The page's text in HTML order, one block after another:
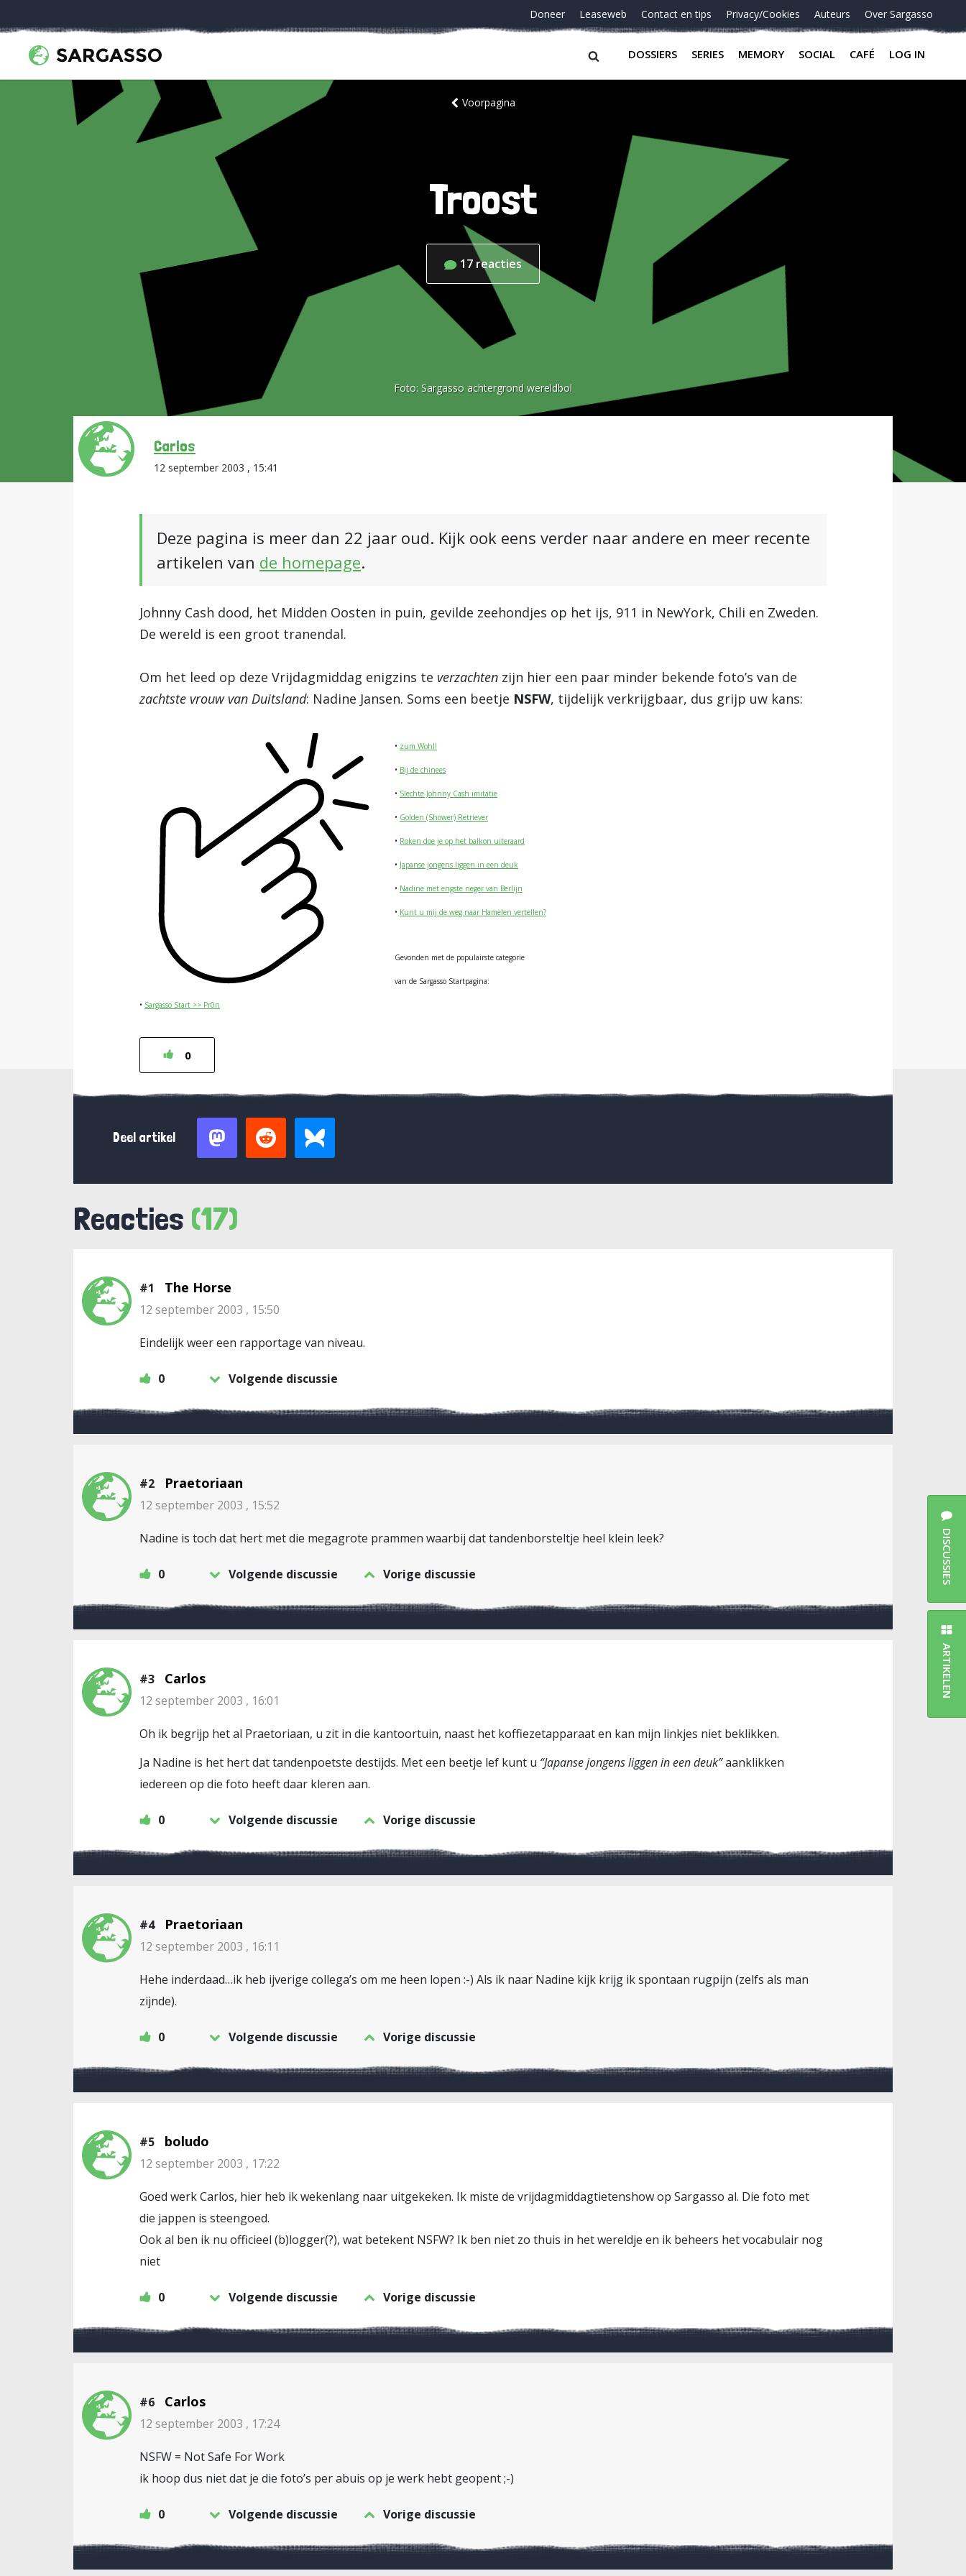
Doneer Leaseweb Contact en tips Privacy/Cookies Auteurs Over Sargasso
DOSSIERS SERIES MEMORY SOCIAL CAFÉ LOG IN
Voorpagina
Troost
17 reacties
Foto: Sargasso achtergrond wereldbol
Carlos
12 september 2003 , 15:41
Deze pagina is meer dan 22 jaar oud. Kijk ook eens verder naar andere en meer recente
artikelen van de homepage.
Johnny Cash dood, het Midden Oosten in puin, gevilde zeehondjes op het ijs, 911 in NewYork, Chili en Zweden.
De wereld is een groot tranendal.
Om het leed op deze Vrijdagmiddag enigzins te verzachten zijn hier een paar minder bekende foto’s van de
zachtste vrouw van Duitsland: Nadine Jansen. Soms een beetje NSFW, tijdelijk verkrijgbaar, dus grijp uw kans:
• zum Wohl!
• Bij de chinees
• Slechte Johnny Cash imitatie
• Golden (Shower) Retriever
• Roken doe je op het balkon uiteraard
• Japanse jongens liggen in een deuk
• Nadine met engste neger van Berlijn
• Kunt u mij de weg naar Hamelen vertellen?
Gevonden met de populairste categorie
van de Sargasso Startpagina:
• Sargasso Start >> Pr0n
0
Deel artikel
Reacties (17)
#1 The Horse
12 september 2003 , 15:50
Eindelijk weer een rapportage van niveau.
0 Volgende discussie
#2 Praetoriaan
12 september 2003 , 15:52
Nadine is toch dat hert met die megagrote prammen waarbij dat tandenborsteltje heel klein leek?
0 Volgende discussie Vorige discussie
#3 Carlos
12 september 2003 , 16:01
Oh ik begrijp het al Praetoriaan, u zit in die kantoortuin, naast het koffiezetapparaat en kan mijn linkjes niet beklikken.
Ja Nadine is het hert dat tandenpoetste destijds. Met een beetje lef kunt u “Japanse jongens liggen in een deuk”aanklikken
iedereen op die foto heeft daar kleren aan.
0 Volgende discussie Vorige discussie
#4 Praetoriaan
12 september 2003 , 16:11
Hehe inderdaad…ik heb ijverige collega’s om me heen lopen :-) Als ik naar Nadine kijk krijg ik spontaan rugpijn (zelfs als man
zijnde).
0 Volgende discussie Vorige discussie
#5 boludo
12 september 2003 , 17:22
Goed werk Carlos, hier heb ik wekenlang naar uitgekeken. Ik miste de vrijdagmiddagtietenshow op Sargasso al. Die foto met
die jappen is steengoed.
Ook al ben ik nu officieel (b)logger(?), wat betekent NSFW? Ik ben niet zo thuis in het wereldje en ik beheers het vocabulair nog
niet
0 Volgende discussie Vorige discussie
#6 Carlos
12 september 2003 , 17:24
NSFW = Not Safe For Work
ik hoop dus niet dat je die foto’s per abuis op je werk hebt geopent ;-)
0 Volgende discussie Vorige discussie
DISCUSSIES
ARTIKELEN